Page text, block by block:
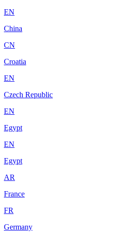
EN
China
CN
Croatia
EN
Czech Republic
EN
Egypt
EN
Egypt
AR
France
FR
Germany